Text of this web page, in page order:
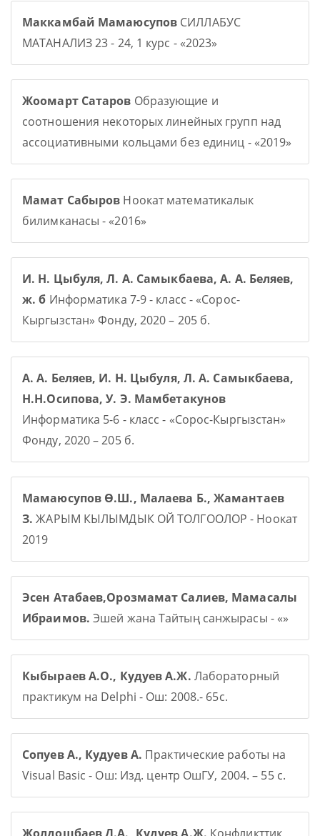
Маккамбай Мамаюсупов СИЛЛАБУС
МАТАНАЛИЗ 23 - 24, 1 курс - «2023»
Жоомарт Сатаров Образующие и
соотношения некоторых линейных групп над
ассоциативными кольцами без единиц - «2019»
Мамат Сабыров Ноокат математикалык
билимканасы - «2016»
И. Н. Цыбуля, Л. А. Самыкбаева, А. А. Беляев,
ж. б Информатика 7-9 - класс - «Сорос-
Кыргызстан» Фонду, 2020 – 205 б.
А. А. Беляев, И. Н. Цыбуля, Л. А. Самыкбаева,
Н.Н.Осипова, У. Э. Мамбетакунов
Информатика 5-6 - класс - «Сорос-Кыргызстан»
Фонду, 2020 – 205 б.
Мамаюсупов Ө.Ш., Малаева Б., Жамантаев
З. ЖАРЫМ КЫЛЫМДЫК ОЙ ТОЛГООЛОР - Ноокат
2019
Эсен Атабаев,Орозмамат Салиев, Мамасалы
Ибраимов. Эшей жана Тайтың санжырасы - «»
Кыбыраев А.О., Кудуев А.Ж. Лабораторный
практикум на Delphi - Ош: 2008.- 65с.
Сопуев А., Кудуев А. Практические работы на
Visual Basic - Ош: Изд. центр ОшГУ, 2004. – 55 с.